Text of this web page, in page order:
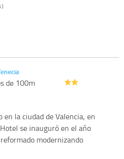
)
de 100m
la ciudad de Valencia, en
se inauguró en el año
modernizando